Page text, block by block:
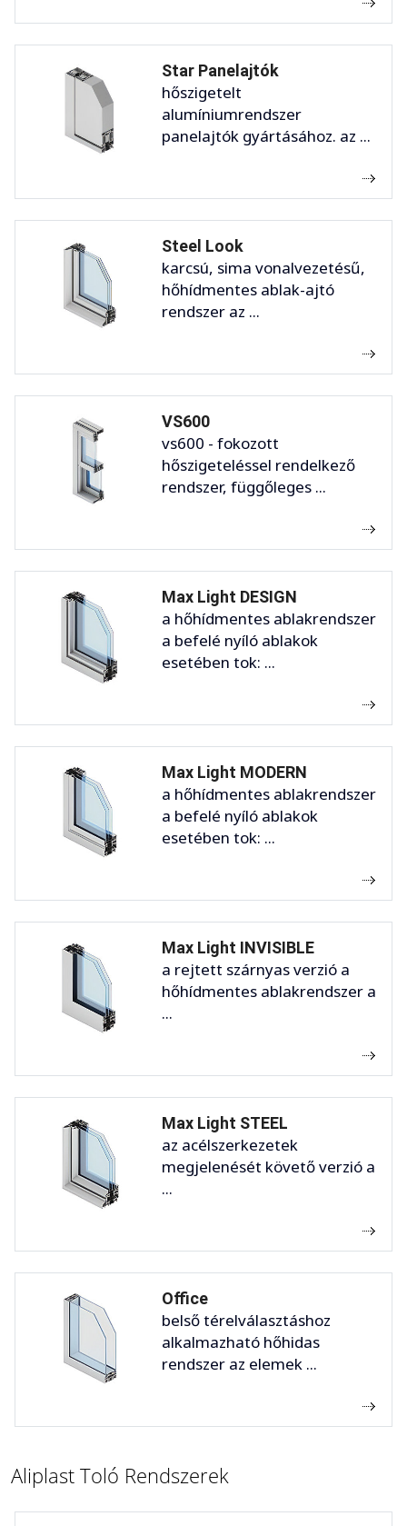
Star Panelajtók
hőszigetelt
alumíniumrendszer
panelajtók gyártásához. az ...
Steel Look
karcsú, sima vonalvezetésű,
hőhídmentes ablak-ajtó
rendszer az ...
VS600
vs600 - fokozott
hőszigeteléssel rendelkező
rendszer, függőleges ...
Max Light DESIGN
a hőhídmentes ablakrendszer
a befelé nyíló ablakok
esetében tok: ...
Max Light MODERN
a hőhídmentes ablakrendszer
a befelé nyíló ablakok
esetében tok: ...
Max Light INVISIBLE
a rejtett szárnyas verzió a
hőhídmentes ablakrendszer a
...
Max Light STEEL
az acélszerkezetek
megjelenését követő verzió a
...
Office
belső térelválasztáshoz
alkalmazható hőhidas
rendszer az elemek ...
Aliplast Toló Rendszerek